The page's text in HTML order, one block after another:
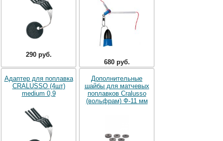
290 руб.
680 руб.
Адаптер для поплавка
CRALUSSO (4шт)
medium 0,9
Дополнительные
шайбы для матчевых
поплавков Cralusso
(вольфрам) Ф-11 мм